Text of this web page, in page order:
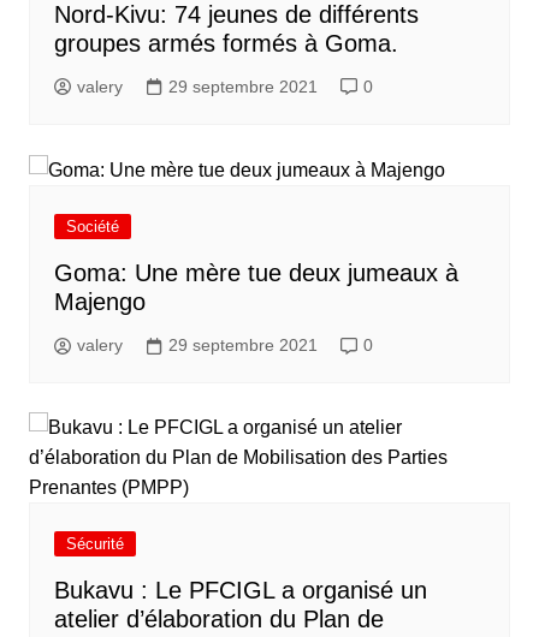
Nord-Kivu: 74 jeunes de différents
groupes armés formés à Goma.
valery 29 septembre 2021 0
Société
Goma: Une mère tue deux jumeaux à
Majengo
valery 29 septembre 2021 0
Sécurité
Bukavu : Le PFCIGL a organisé un
atelier d’élaboration du Plan de